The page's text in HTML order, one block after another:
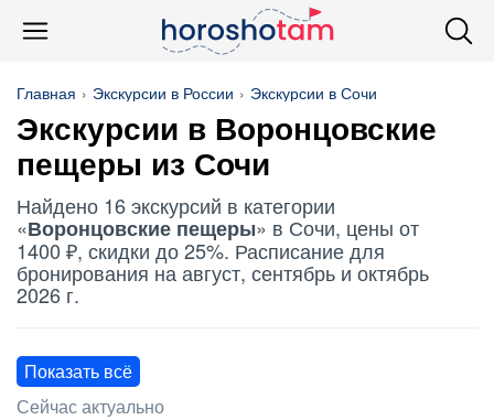
Главная Экскурсии в России Экскурсии в Сочи
Экскурсии в Воронцовские
пещеры из Сочи
Найдено 16 экскурсий в категории
«Воронцовские пещеры» в Сочи, цены от
1400 ₽, скидки до 25%. Расписание для
бронирования на август, сентябрь и октябрь
2026 г.
Показать всё
Сейчас актуально